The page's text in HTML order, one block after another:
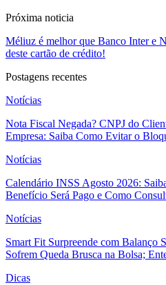
Próxima noticia
Méliuz é melhor que Banco Inter e
deste cartão de crédito!
Postagens recentes
Notícias
Nota Fiscal Negada? CNPJ do
Empresa: Saiba Como Evitar o
Notícias
Calendário INSS Agosto 2026:
Benefício Será Pago e Como
Notícias
Smart Fit Surpreende com Balanço
Sofrem Queda Brusca na Bolsa;
Dicas